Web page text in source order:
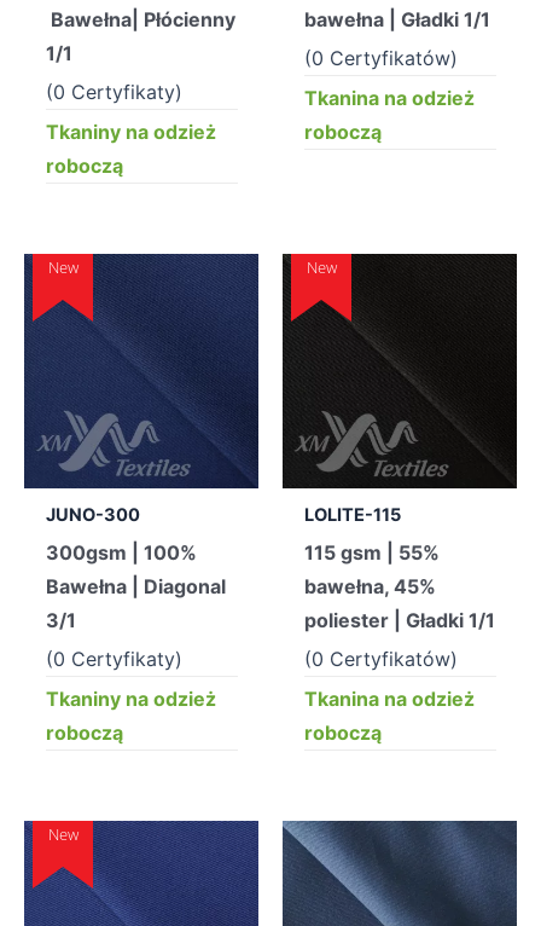
Bawełna| Płócienny
1/1
(0 Certyfikaty)
Tkaniny na odzież
roboczą
bawełna | Gładki 1/1
(0 Certyfikatów)
Tkanina na odzież
roboczą
New
JUNO-300
300gsm | 100%
Bawełna | Diagonal
3/1
(0 Certyfikaty)
Tkaniny na odzież
roboczą
New
LOLITE-115
115 gsm | 55%
bawełna, 45%
poliester | Gładki 1/1
(0 Certyfikatów)
Tkanina na odzież
roboczą
New